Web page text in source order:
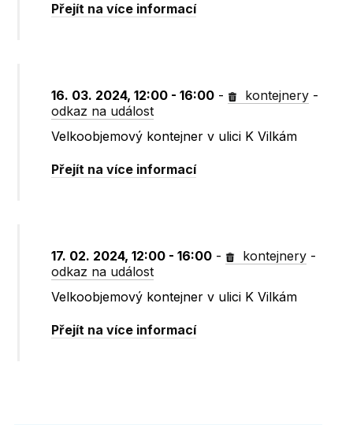
Přejít na více informací
16. 03. 2024, 12:00 - 16:00 - kontejnery -
odkaz na událost
Velkoobjemový kontejner v ulici K Vilkám
Přejít na více informací
17. 02. 2024, 12:00 - 16:00 - kontejnery -
odkaz na událost
Velkoobjemový kontejner v ulici K Vilkám
Přejít na více informací